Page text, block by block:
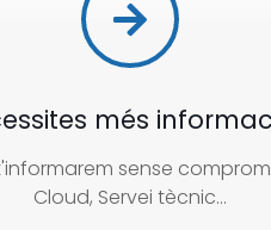
més
sense
Cloud, Servei tècnic...